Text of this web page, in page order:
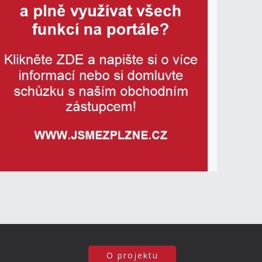
O projektu